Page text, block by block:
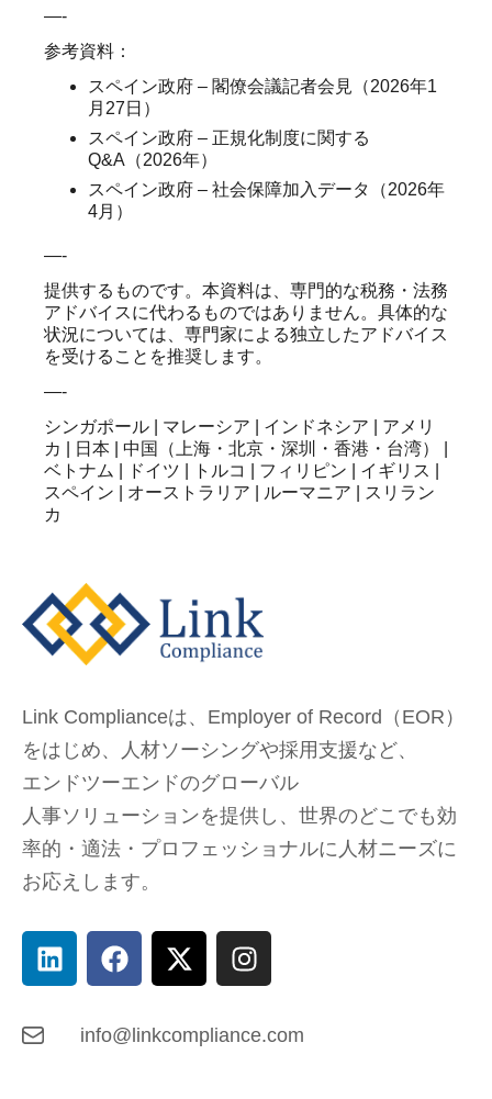
—-
参考資料：
スペイン政府 – 閣僚会議記者会見（2026年1
月27日）
スペイン政府 – 正規化制度に関する
Q&A（2026年）
スペイン政府 – 社会保障加入データ（2026年
4月）
—-
提供するものです。本資料は、専門的な税務・法務
アドバイスに代わるものではありません。具体的な
状況については、専門家による独立したアドバイス
を受けることを推奨します。
—-
シンガポール | マレーシア | インドネシア | アメリ
カ | 日本 | 中国（上海・北京・深圳・香港・台湾） |
ベトナム | ドイツ | トルコ | フィリピン | イギリス |
スペイン | オーストラリア | ルーマニア | スリラン
カ
Link Complianceは、Employer of Record（EOR）
をはじめ、
人材ソーシングや採用支援など、
エンドツーエンドのグローバル
人事ソリューションを提供し、 世界のどこでも効
率的・適法・プロフェッショナルに人材ニーズに
お応えします。
info@linkcompliance.com